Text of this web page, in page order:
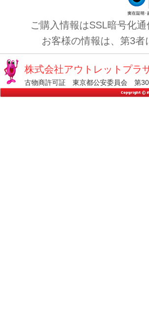
ご購入情報はSSL暗号化
お客様の情報は、第3
株式会社アウトレットプラ
古物商許可証 東京都公安委員会 第